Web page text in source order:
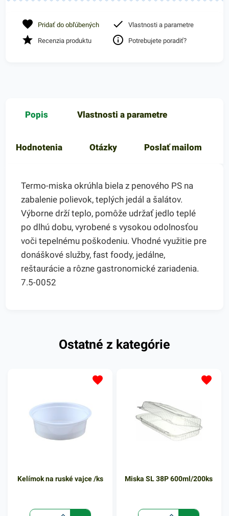
Pridať do obľúbených Vlastnosti a parametre
Recenzia produktu Potrebujete poradiť?
Popis Vlastnosti a parametre
Hodnotenia Otázky Poslať mailom
Termo-miska okrúhla biela z penového PS na
zabalenie polievok, teplých jedál a šalátov.
Výborne drží teplo, pomôže udržať jedlo teplé
po dlhú dobu, vyrobené s vysokou odolnosťou
voči tepelnému poškodeniu. Vhodné využitie pre
donáškové služby, fast foody, jedálne,
reštaurácie a rôzne gastronomické zariadenia.
7.5-0052
Ostatné z kategórie
Kelímok na ruské vajce /ks Miska SL 38P 600ml/200ks